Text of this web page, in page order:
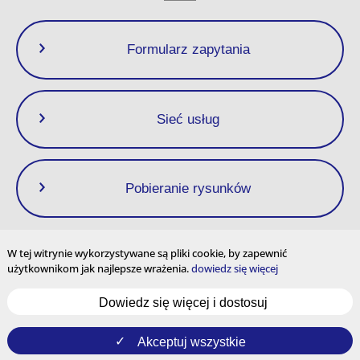
Formularz zapytania
Sieć usług
Pobieranie rysunków
W tej witrynie wykorzystywane są pliki cookie, by zapewnić
użytkownikom jak najlepsze wrażenia.dowiedz się więcej
Dowiedz się więcej i dostosuj
Akceptuj wszystkie
Ustawienia plików cookie
Treści wielojęzyczne i korzystanie z serwisu na